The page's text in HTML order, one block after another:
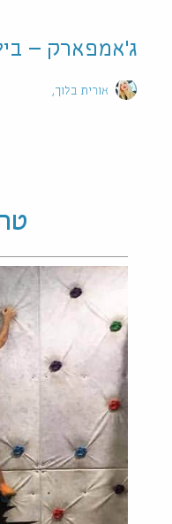
ג'אמפארק –
אורית בלוך